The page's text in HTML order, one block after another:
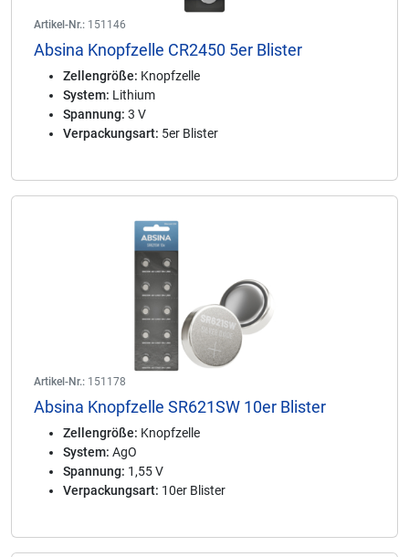
Artikel-Nr.: 151146
Absina Knopfzelle CR2450 5er Blister
Zellengröße: Knopfzelle
System: Lithium
Spannung: 3 V
Verpackungsart: 5er Blister
Artikel-Nr.: 151178
Absina Knopfzelle SR621SW 10er Blister
Zellengröße: Knopfzelle
System: AgO
Spannung: 1,55 V
Verpackungsart: 10er Blister